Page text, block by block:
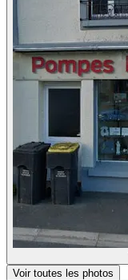
Voir toutes les photos